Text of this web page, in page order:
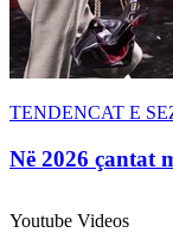
TENDENCAT E
Në 2026 çantat
Youtube Videos